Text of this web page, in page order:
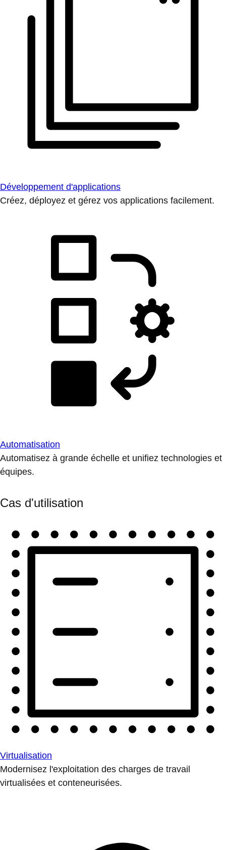
Développement d'applications
Créez, déployez et gérez vos applications facilement.
Automatisation
Automatisez à grande échelle et unifiez technologies et
équipes.
Cas d'utilisation
Virtualisation
Modernisez l'exploitation des charges de travail
virtualisées et conteneurisées.